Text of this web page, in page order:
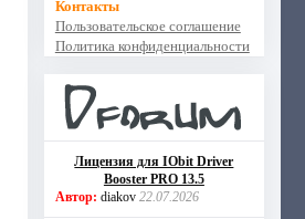
Контакты
Пользовательское соглашение
Политика конфиденциальности
Лицензия для IObit Driver
Booster PRO 13.5
Автор: diakov 22.07.2026